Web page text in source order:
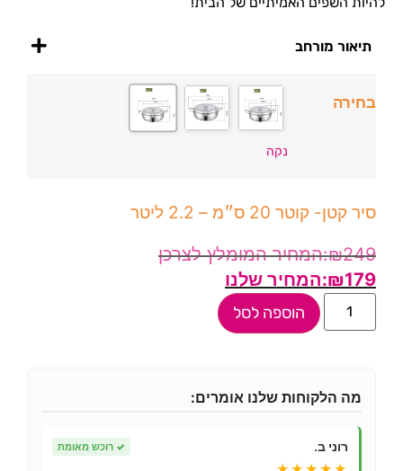
תיאור מורחב
בחירה
נקה
סיר קטן- קוטר 20 ס״מ – 2.2 ליטר
₪249
₪179
הוספה לסל
מה הלקוחות שלנו אומרים:
רוני ב. ✓ רוכש מאומת